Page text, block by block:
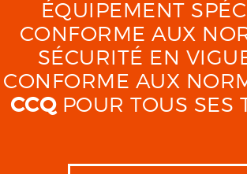
ÉQUIPEMENT
CONFORME AUX
SÉCURITÉ EN
CONFORME AUX
CCQPOUR TOUS SES